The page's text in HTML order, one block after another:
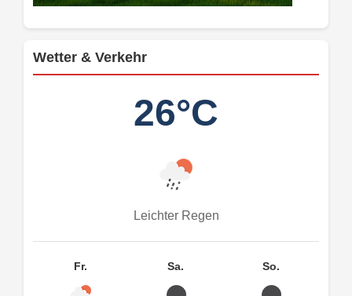
Wetter & Verkehr
26°C
Leichter Regen
Fr. Sa. So.